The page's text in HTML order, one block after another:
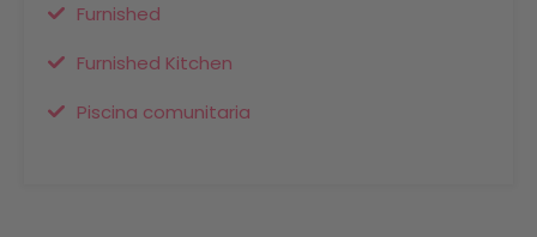
Furnished
Furnished Kitchen
Piscina comunitaria